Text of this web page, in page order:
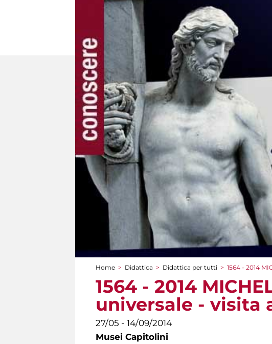
Tu sei qui
Home > Didattica > Didattica per tutti > 1564 - 2014
1564 - 2014
universale - visita
27/05 - 14/09/2014
Musei Capitolini